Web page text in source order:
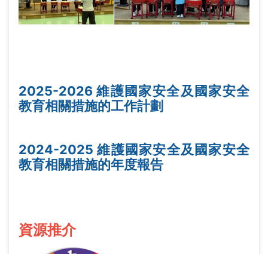
2025-2026 維護國家安全及國家安全
教育相關措施的工作計劃
2024-2025 維護國家安全及國家安全
教育相關措施的年度報告
資源推介